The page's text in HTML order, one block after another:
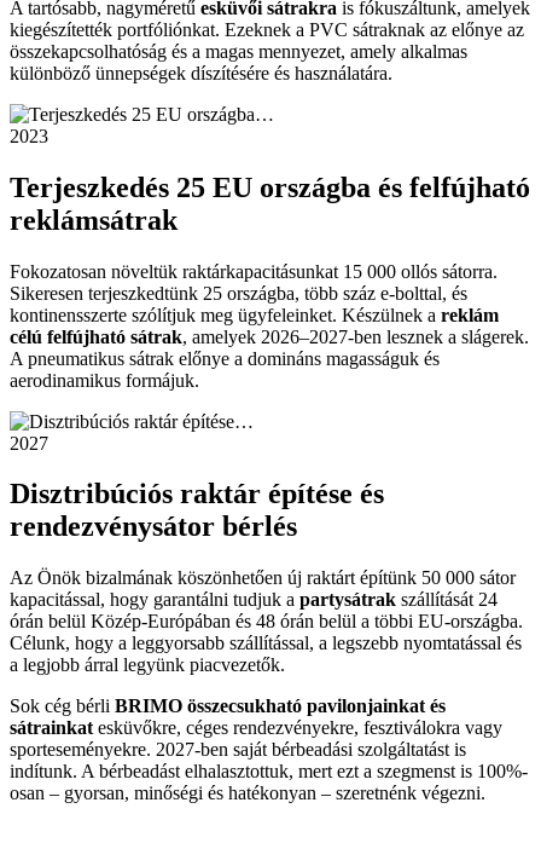
A tartósabb, nagyméretű esküvői sátrakra is fókuszáltunk, amelyek
kiegészítették portfóliónkat. Ezeknek a PVC sátraknak az előnye az
összekapcsolhatóság és a magas mennyezet, amely alkalmas
különböző ünnepségek díszítésére és használatára.
2023
Terjeszkedés 25 EU országba és felfújható
reklámsátrak
Fokozatosan növeltük raktárkapacitásunkat 15 000 ollós sátorra.
Sikeresen terjeszkedtünk 25 országba, több száz e-bolttal, és
kontinensszerte szólítjuk meg ügyfeleinket. Készülnek a reklám
célú felfújható sátrak, amelyek 2026–2027-ben lesznek a slágerek.
A pneumatikus sátrak előnye a domináns magasságuk és
aerodinamikus formájuk.
2027
Disztribúciós raktár építése és
rendezvénysátor bérlés
Az Önök bizalmának köszönhetően új raktárt építünk 50 000 sátor
kapacitással, hogy garantálni tudjuk a partysátrak szállítását 24
órán belül Közép-Európában és 48 órán belül a többi EU-országba.
Célunk, hogy a leggyorsabb szállítással, a legszebb nyomtatással és
a legjobb árral legyünk piacvezetők.
Sok cég bérli BRIMO összecsukható pavilonjainkat és
sátrainkat esküvőkre, céges rendezvényekre, fesztiválokra vagy
sporteseményekre. 2027-ben saját bérbeadási szolgáltatást is
indítunk. A bérbeadást elhalasztottuk, mert ezt a szegmenst is 100%-
osan – gyorsan, minőségi és hatékonyan – szeretnénk végezni.